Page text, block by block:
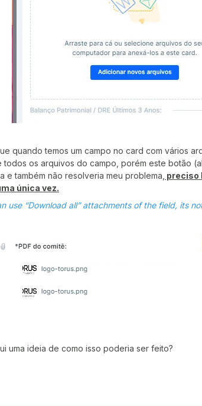
quando temos um campo no card com vários
todos os arquivos do campo, porém este botão
e também não resolveria meu problema, preciso
única vez.
use “Download all” attachments of the field, its
uma ideia de como isso poderia ser feito?